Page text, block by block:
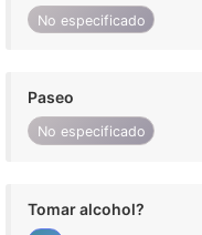
No especificado
Paseo
No especificado
Tomar alcohol?